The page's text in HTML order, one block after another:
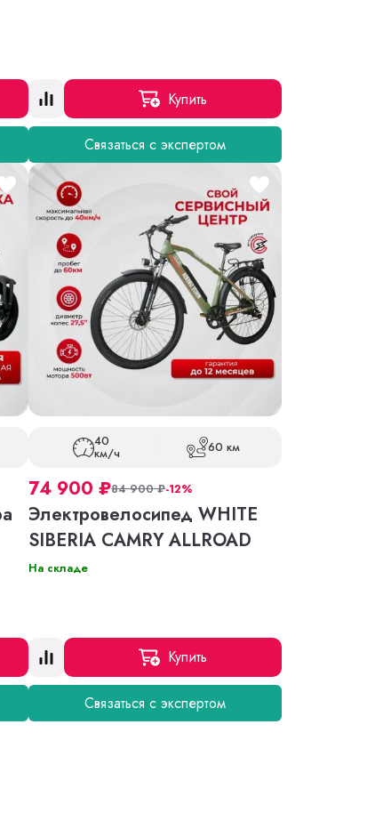
Купить
Связаться с экспертом
40
км/ч 60 км
74 900₽84 900₽-12%
Электровелосипед WHITE
SIBERIA CAMRY ALLROAD
На складе
Купить
Связаться с экспертом